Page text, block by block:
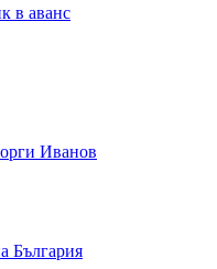
в аванс
Иванов
България